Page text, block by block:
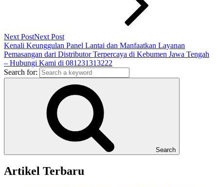
Next PostNext Post
Kenali Keunggulan Panel Lantai dan Manfaatkan Layanan
Pemasangan dari Distributor Terpercaya di Kebumen Jawa Tengah
– Hubungi Kami di 081231313222
Search for:
Search
Artikel Terbaru